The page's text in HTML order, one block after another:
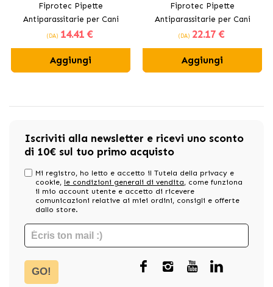
Fiprotec Pipette
Antiparassitarie per Cani
Piccoli (2-10 kg)
(DA) 14.41 €
Aggiungi
Fiprotec Pipette
Antiparassitarie per Cani
Grandi (20-40 kg)
(DA) 22.17 €
Aggiungi
Iscriviti alla newsletter e ricevi uno sconto
di 10€ sul tuo primo acquisto
Mi registro, ho letto e accetto il Tutela della privacy e
cookie, le condizioni generali di vendita, come funziona
il mio account utente e accetto di ricevere
comunicazioni relative ai miei ordini, consigli e offerte
dallo store.
GO!